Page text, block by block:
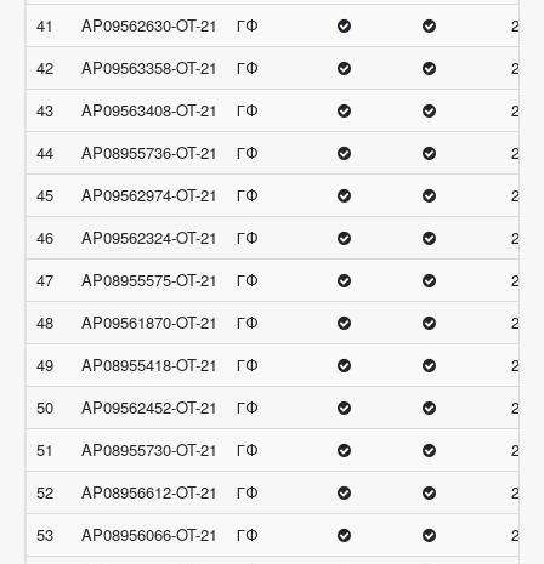
41 AP09562630-OT-21 ГФ
29
42
AP09563358-OT-21 ГФ
29
43
AP09563408-OT-21 ГФ
29
44
AP08955736-OT-21 ГФ
29
45
AP09562974-OT-21 ГФ
29
46
AP09562324-OT-21 ГФ
29
47
AP08955575-OT-21 ГФ
48
AP09561870-OT-21 ГФ
49
AP08955418-OT-21 ГФ
50
AP09562452-OT-21 ГФ
51
AP08955730-OT-21 ГФ
52
AP08956612-OT-21 ГФ
53
AP08956066-OT-21 ГФ